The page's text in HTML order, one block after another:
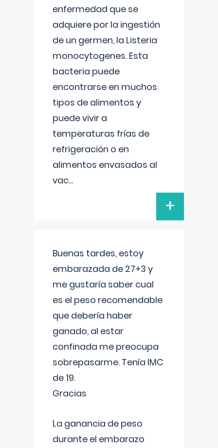
enfermedad que se
adquiere por la ingestión
de un germen, la Listeria
monocytogenes. Esta
bacteria puede
encontrarse en muchos
tipos de alimentos y
puede vivir a
temperaturas frías de
refrigeración o en
alimentos envasados al
vac...
+
Buenas tardes, estoy
embarazada de 27+3 y
me gustaría saber cual
es el peso recomendable
que debería haber
ganado, al estar
confinada me preocupa
sobrepasarme. Tenía IMC
de 19.
Gracias
La ganancia de peso
durante el embarazo